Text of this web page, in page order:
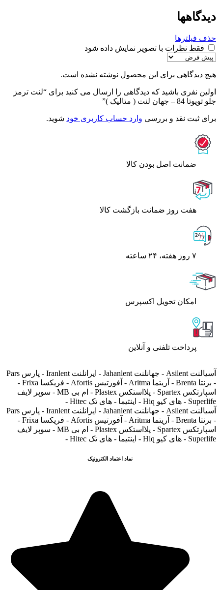
دیدگاهها
حذف فیلترها
فقط نظرات با تصویر نمایش داده شود
هیچ دیدگاهی برای این محصول نوشته نشده است.
اولین نفری باشید که دیدگاهی را ارسال می کنید برای “لنت ترمز
جلو تویوتا 84 – جهان لنت ( متالیک )”
برای ثبت نقد و بررسی وارد حساب کاربری خود شوید.
ﺿﻤﺎﻧﺖ اﺻﻞ ﺑﻮدن ﮐﺎﻟﺎ
هفت روز ضمانت بازگشت کالا
۷ روز ﻫﻔﺘﻪ، ۲۴ ﺳﺎﻋﺘﻪ
اﻣﮑﺎن ﺗﺤﻮﯾﻞ اﮐﺴﭙﺮس
پرداخت تلفنی و آنلاین
آسیالنت Asilent - جهانلنت Jahanlent - ایرانلنت Iranlent - پارس Pars
- برنتا Brenta - آریتما Aritma - آفورتیس Afortis - فریکسا Frixa -
اسپارتکس Spartex - پلااستکس Plastex - ام بی MB - سوپر لایف
Superlife - های کیو Hiq - اینتیما - های تک Hitec -
آسیالنت Asilent - جهانلنت Jahanlent - ایرانلنت Iranlent - پارس Pars
- برنتا Brenta - آریتما Aritma - آفورتیس Afortis - فریکسا Frixa -
اسپارتکس Spartex - پلااستکس Plastex - ام بی MB - سوپر لایف
Superlife - های کیو Hiq - اینتیما - های تک Hitec -
نماد اعتماد الکترونیک